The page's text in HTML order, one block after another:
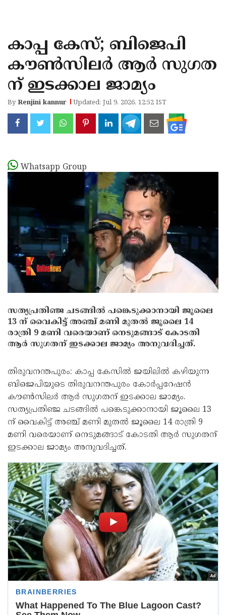
KANNUR
KASARAGOD
കാപ്പ കേസ്; ബിജെപി
കൗണ്‍സിലര്‍ ആര്‍ സുഗത
ന്‌ ഇടക്കാല ജാമ്യം
ByRenjini kannur Updated: Jul 9, 2026, 12:52 IST
Whatsapp Group
സത്യപ്രതിഞ്ജ ചടങ്ങിൽ പങ്കെടുക്കാനായി ജൂലൈ
13 ന് വൈകിട്ട് അഞ്ച് മണി മുതൽ ജൂലൈ 14
രാത്രി 9 മണി വരെയാണ് നെടുമങ്ങാട് കോടതി
ആർ സുഗതന് ഇടക്കാല ജാമ്യം അനുവദിച്ചത്.
തിരുവനന്തപുരം: കാപ്പ കേസിൽ ജയിലിൽ കഴിയുന്ന
ബിജെപിയുടെ തിരുവനന്തപുരം കോർപ്പറേഷൻ
കൗണ്‍സിലര്‍ ആർ സുഗതന് ഇടക്കാല ജാമ്യം.
സത്യപ്രതിഞ്ജ ചടങ്ങിൽ പങ്കെടുക്കാനായി ജൂലൈ 13
ന് വൈകിട്ട് അഞ്ച് മണി മുതൽ ജൂലൈ 14 രാത്രി 9
മണി വരെയാണ് നെടുമങ്ങാട് കോടതി ആർ സുഗതന്
ഇടക്കാല ജാമ്യം അനുവദിച്ചത്.